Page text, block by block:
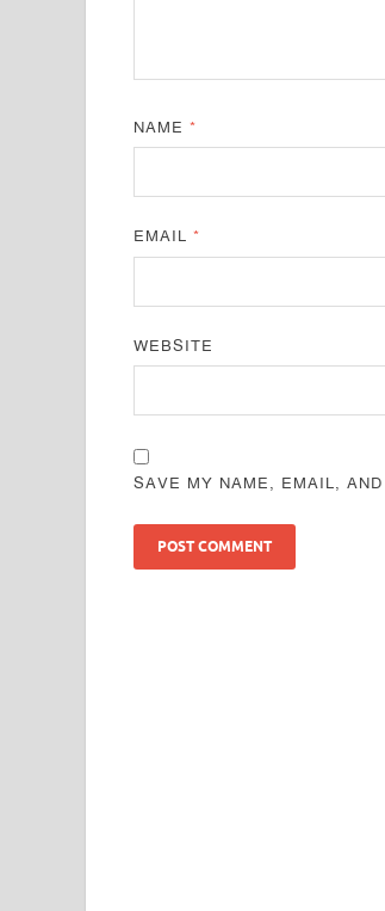
NAME*
EMAIL*
WEBSITE
SAVE MY NAME, EMAIL,